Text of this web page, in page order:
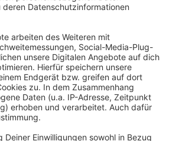
ab." Diese Seiten können bei
oder anderen Maschinen
erscheinen auf den ersten Blick
gute Bewertungen auf
Schaut man sich die
an, stellt man schnell fest,
ist. Nutzer haben nur diese
und Fotos wurden offenbar von
So stellte sich das Bild
der auf "golocal.de" sehr